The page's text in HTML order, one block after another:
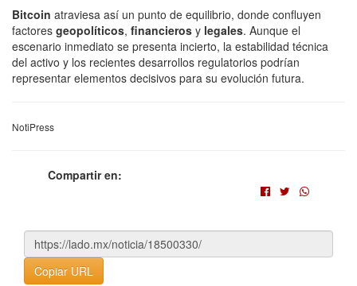
Bitcoin atraviesa así un punto de equilibrio, donde confluyen
factores geopolíticos, financieros y legales. Aunque el
escenario inmediato se presenta incierto, la estabilidad técnica
del activo y los recientes desarrollos regulatorios podrían
representar elementos decisivos para su evolución futura.
NotiPress
Compartir en:
Copiar URL